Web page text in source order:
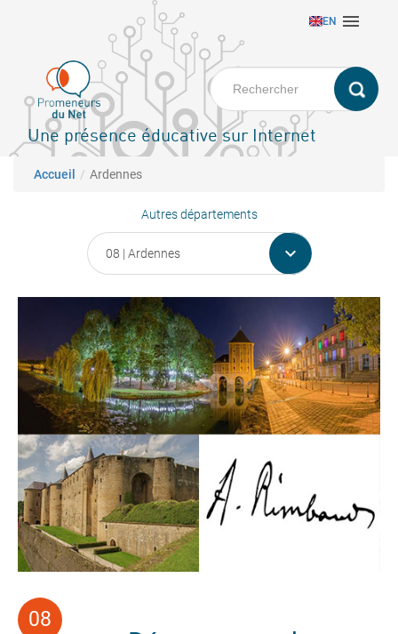
principal
EN 
Une présence éducative sur Internet
Fil d'Ariane
Accueil Ardennes
Autres départements
